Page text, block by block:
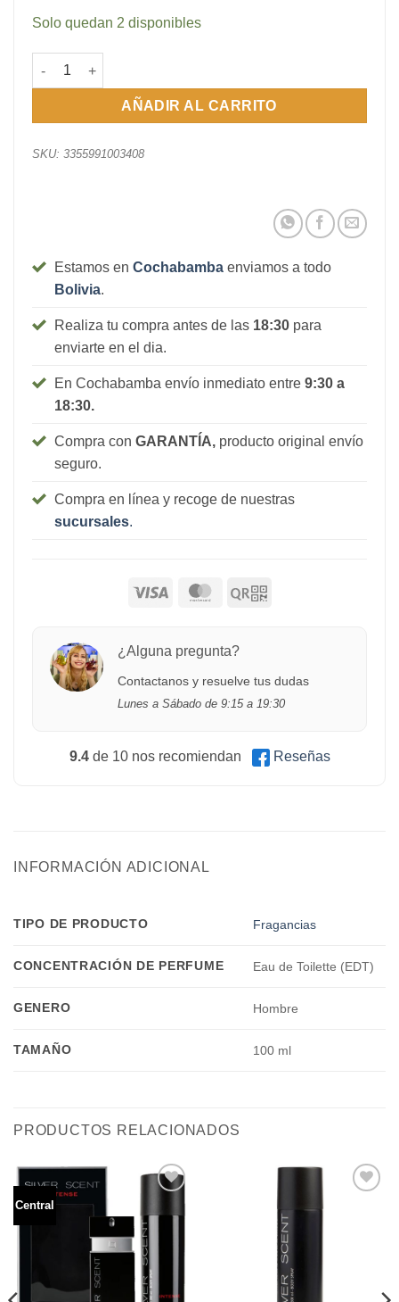
Solo quedan 2 disponibles
One Man Show Gold Edition cantidad
AÑADIR AL CARRITO
SKU: 3355991003408
Estamos en Cochabamba enviamos a todo
Bolivia.
Realiza tu compra antes de las 18:30para
enviarte en el dia.
En Cochabamba envío inmediato entre 9:30 a
18:30.
Compra con GARANTÍA,producto original envío
seguro.
Compra en línea y recoge de nuestras
sucursales.
¿Alguna pregunta?
Contactanos y resuelve tus dudas
Lunes a Sábado de 9:15 a 19:30
9.4de 10 nos recomiendan Reseñas
INFORMACIÓN ADICIONAL
TIPO DE PRODUCTO Fragancias
CONCENTRACIÓN DE PERFUME Eau de Toilette (EDT)
GENERO Hombre
TAMAÑO 100 ml
PRODUCTOS RELACIONADOS
Central
a la
lista de
deseos